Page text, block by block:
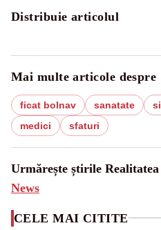
Distribuie articolul
Mai multe articole despre
ficat bolnav sanatate
medici
sfaturi
Urmărește știrile
News
CELE MAI CITITE